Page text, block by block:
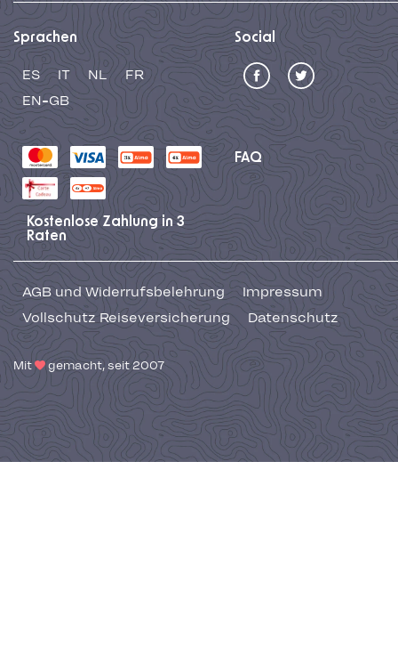
Sprachen
ES IT NL
FR
EN-GB
Social
FAQ
Kostenlose Zahlung in 3
Raten
AGB und Widerrufsbelehrung
Impressum
Vollschutz Reiseversicherung
Datenschutz
Mit gemacht, seit 2007